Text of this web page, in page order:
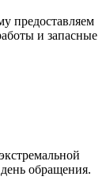
предоставляем
и запасные
обращения.